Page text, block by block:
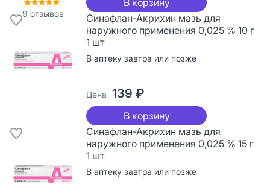
9 отзывов
Синафлан-Акрихин мазь для
наружного применения 0,025 % 10 г
1 шт
В аптеку завтра или позже
Цена 139 ₽
В корзину
Синафлан-Акрихин мазь для
наружного применения 0,025 % 15 г
1 шт
В аптеку завтра или позже